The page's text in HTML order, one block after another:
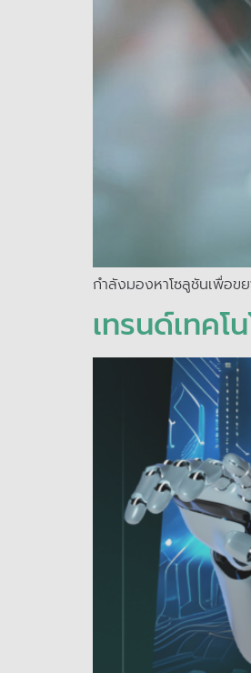
กำลังมองหาโซลูชันเพื่อ
เทรนด์เทค